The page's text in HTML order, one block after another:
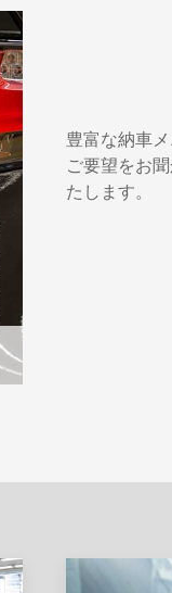
豊富な納車
ご要望をお
たします。